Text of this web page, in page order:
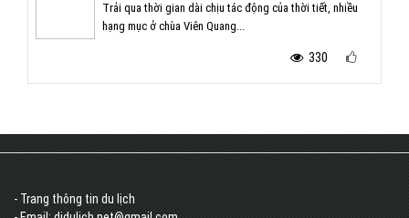
Trải qua thời gian dài chịu tác động của thời tiết, nhiều
hạng mục ở chùa Viên Quang...
330
- Trang thông tin du lịch